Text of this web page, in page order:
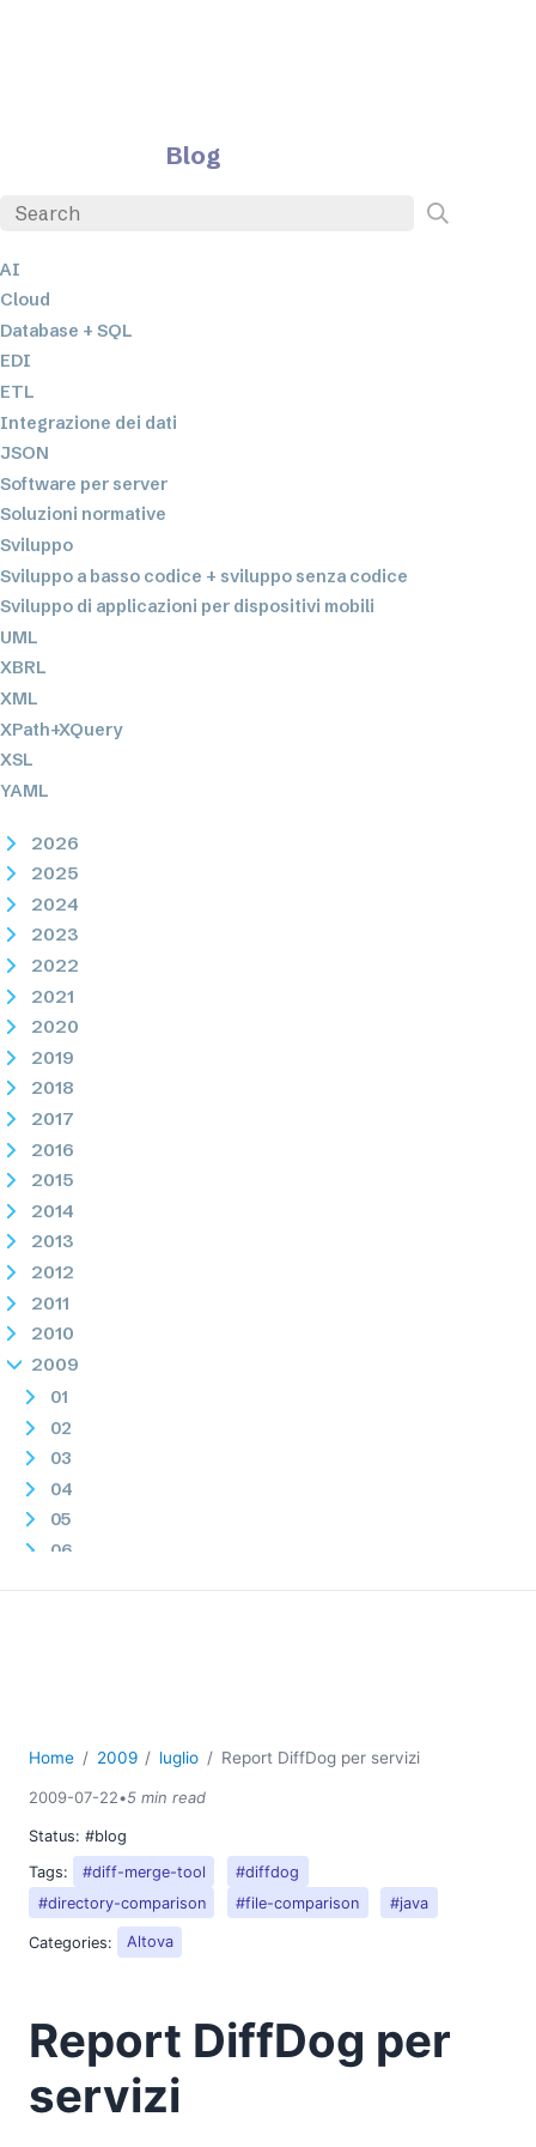
Blog
AI
Cloud
Database + SQL
EDI
ETL
Integrazione dei dati
JSON
Software per server
Soluzioni normative
Sviluppo
Sviluppo a basso codice + sviluppo senza codice
Sviluppo di applicazioni per dispositivi mobili
UML
XBRL
XML
XPath+XQuery
XSL
YAML
2026
2025
2024
2023
2022
2021
2020
2019
2018
2017
2016
2015
2014
2013
2012
2011
2010
2009
01
02
03
04
05
06
09
10
11
2008
2007
Home 2009 luglio Report DiffDog per servizi
2009-07-22•5 min read
Status: #blog
Tags:
#diff-merge-tool
#diffdog
#directory-comparison
#file-comparison #java
Categories: Altova
Report DiffDog per
servizi